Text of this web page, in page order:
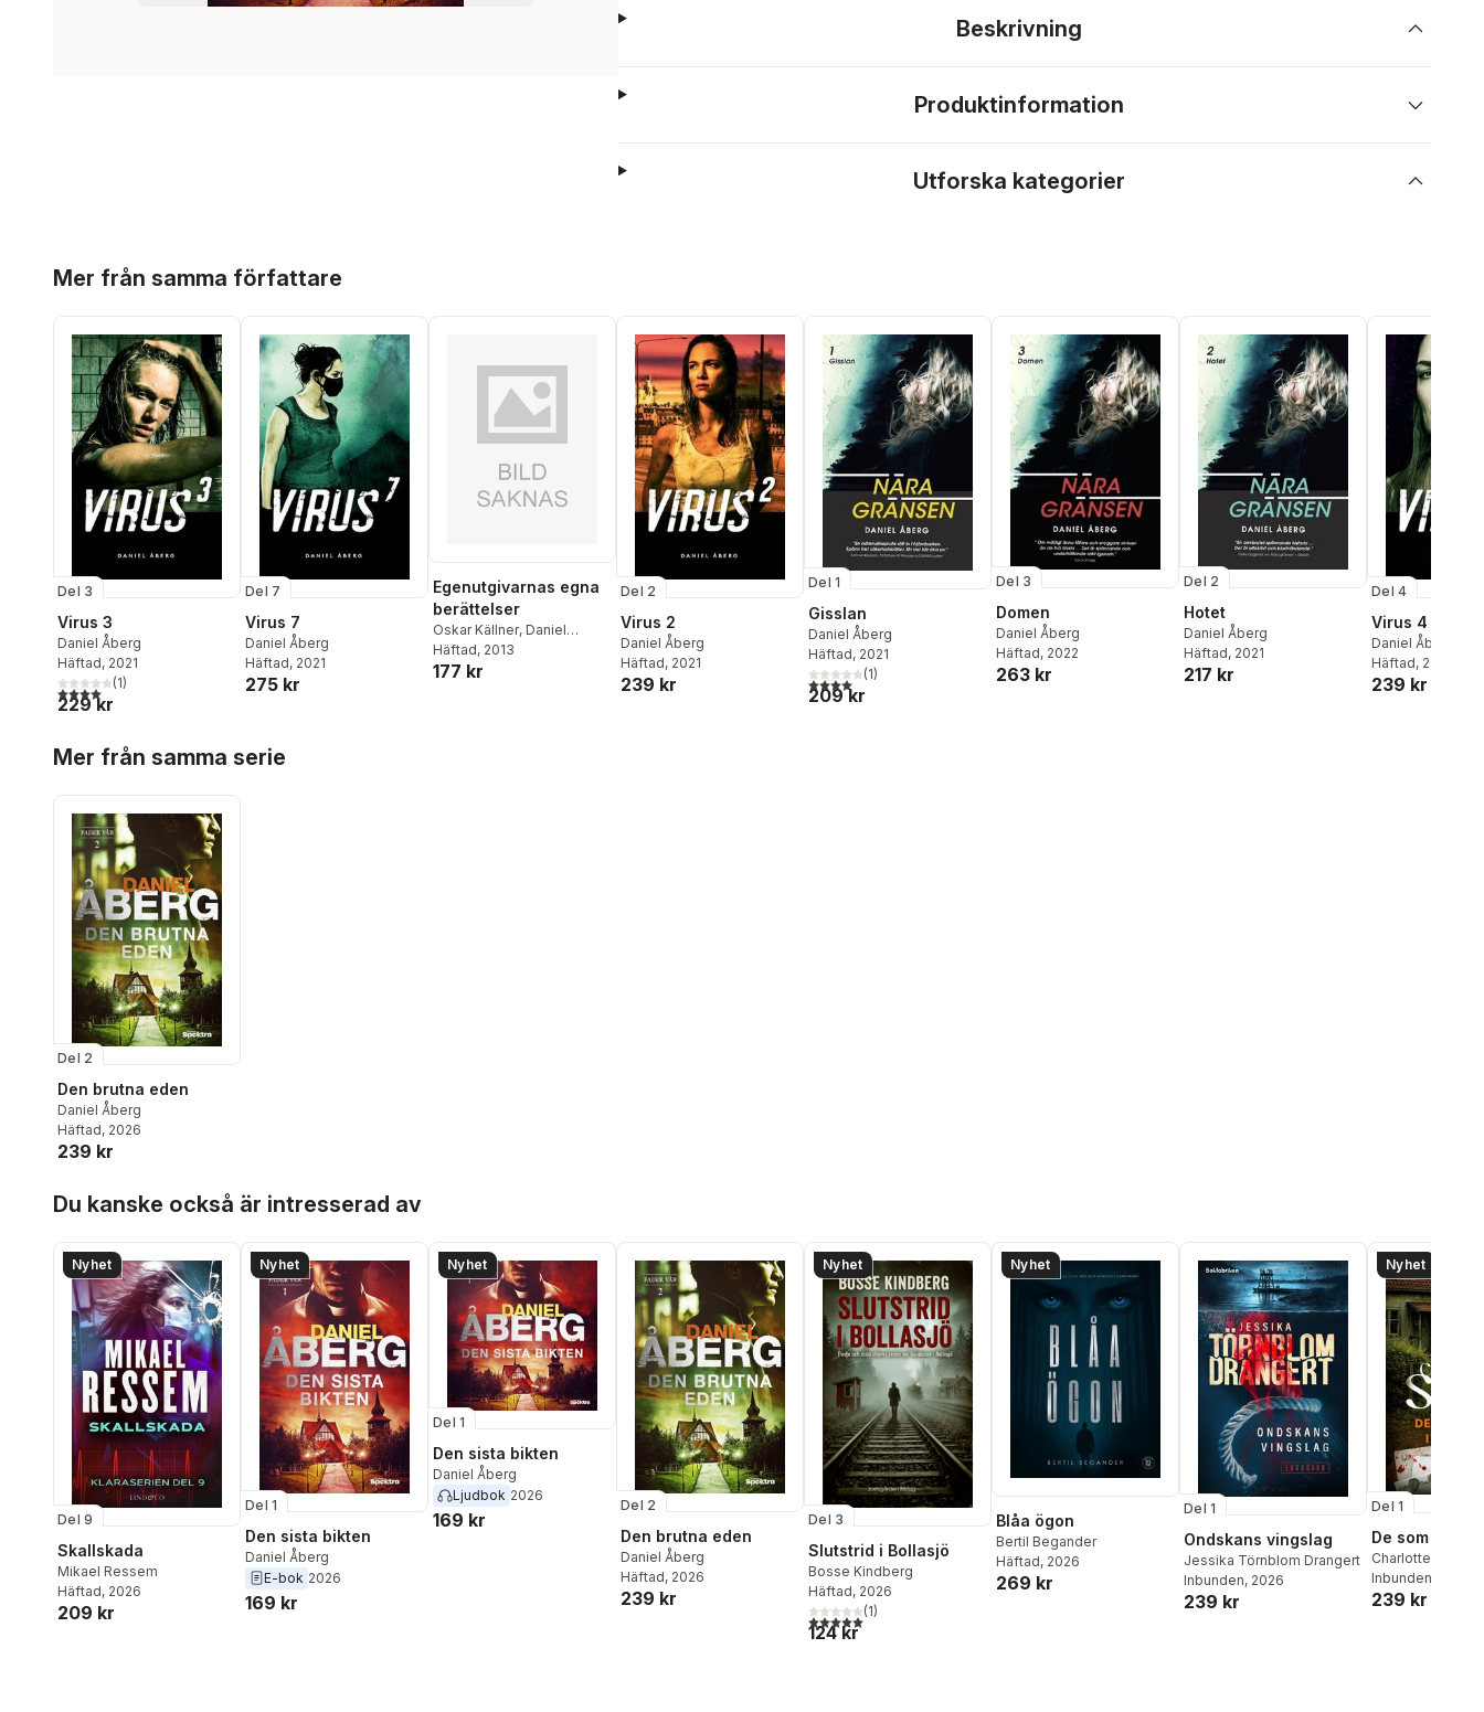
Beskrivning
Produktinformation
Utforska kategorier
Mer från samma författare
Del 3
Virus 3
Daniel Åberg
Häftad, 2021
4,0utav 5 stjärnor. Totalt antal röster:
(1)
229 kr
Del 7
Virus 7
Daniel Åberg
Häftad, 2021
275 kr
Egenutgivarnas egna
berättelser
Oskar Källner, Daniel
Åberg,Anitha Östlund
Susanne Boll
Häftad, 2013
177 kr
Del 2
Virus 2
Daniel Åberg
Häftad, 2021
239 kr
Del 1
Gisslan
Daniel Åberg
Häftad, 2021
4,0utav 5 stjärnor. Totalt antal röster:
(1)
209 kr
Del 3
Domen
Daniel Åberg
Häftad, 2022
263 kr
Del 2
Hotet
Daniel Åberg
Häftad, 2021
217 kr
Del 4
Virus 4
Daniel Åberg
Häftad, 2021
239 kr
Mer från samma serie
Del 2
Den brutna eden
Daniel Åberg
Häftad, 2026
239 kr
Du kanske också är intresserad av
Nyhet
Del 9
Skallskada
Mikael Ressem
Häftad, 2026
209 kr
Nyhet
Del 1
Den sista bikten
Daniel Åberg
E-bok 2026
169 kr
Nyhet
Del 1
Den sista bikten
Daniel Åberg
Ljudbok 2026
169 kr
Del 2
Den brutna eden
Daniel Åberg
Häftad, 2026
239 kr
Nyhet
Del 3
Slutstrid i Bollasjö
Bosse Kindberg
Häftad, 2026
5,0utav 5 stjärnor. Totalt antal röster:
(1)
124 kr
Nyhet
Blåa ögon
Bertil Begander
Häftad, 2026
269 kr
Del 1
Ondskans vingslag
Jessika Törnblom Drangert
Inbunden, 2026
239 kr
Nyhet
Del 1
De som fallit i
Charlotte Stode
Inbunden
239 kr